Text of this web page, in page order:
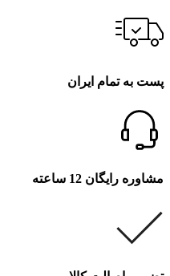
پست به تمام ایران
مشاوره رایگان 12 ساعته